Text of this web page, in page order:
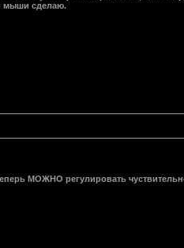
мыши сделаю.
МОЖНО регулировать